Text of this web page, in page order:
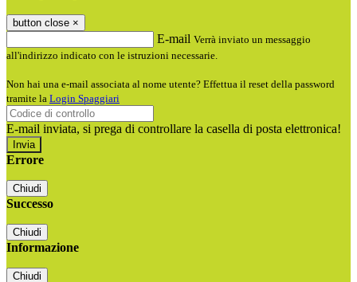
button close ×
E-mail Verrà inviato un messaggio
all'indirizzo indicato con le istruzioni necessarie.
Non hai una e-mail associata al nome utente? Effettua il reset della password
tramite la Login Spaggiari
E-mail inviata, si prega di controllare la casella di posta elettronica!
Errore
Chiudi
Successo
Chiudi
Informazione
Chiudi